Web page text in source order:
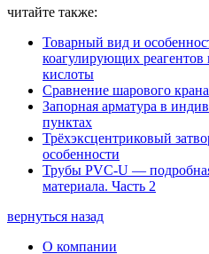
читайте также:
Товарный вид и
коагулирующих реагентов
кислоты
Сравнение шарового
Запорная арматура в
пунктах
Трёхэксцентриковый
особенности
Трубы PVC-U —
материала. Часть 2
вернуться назад
О компании